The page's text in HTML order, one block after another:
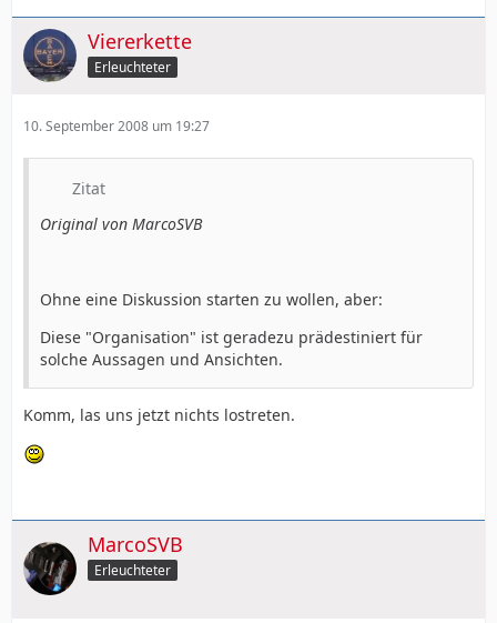
Viererkette
Erleuchteter
10. September 2008 um 19:27
Zitat
Original von MarcoSVB
Ohne eine Diskussion starten zu wollen, aber:
Diese "Organisation" ist geradezu prädestiniert für
solche Aussagen und Ansichten.
Komm, las uns jetzt nichts lostreten.
MarcoSVB
Erleuchteter